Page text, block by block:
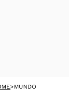
>MUNDO